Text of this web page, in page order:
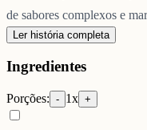
de sabores complexos e
Ler história completa
Ingredientes
Porções: - 1x +